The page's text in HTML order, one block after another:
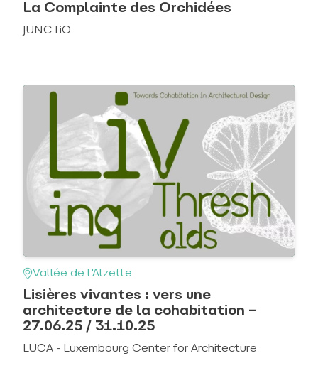
La Complainte des Orchidées
JUNCTiO
Vallée de l'Alzette
Lisières vivantes : vers une
architecture de la cohabitation –
27.06.25 / 31.10.25
LUCA - Luxembourg Center for Architecture